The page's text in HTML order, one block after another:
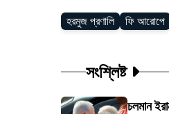
হরমুজ প্রণালি ফি আরোপে
সংশ্লিষ্ট
চলমান